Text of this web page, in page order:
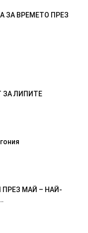
ЗА ВРЕМЕТО ПРЕЗ
ЗА ЛИПИТЕ
МАЙ – НАЙ-